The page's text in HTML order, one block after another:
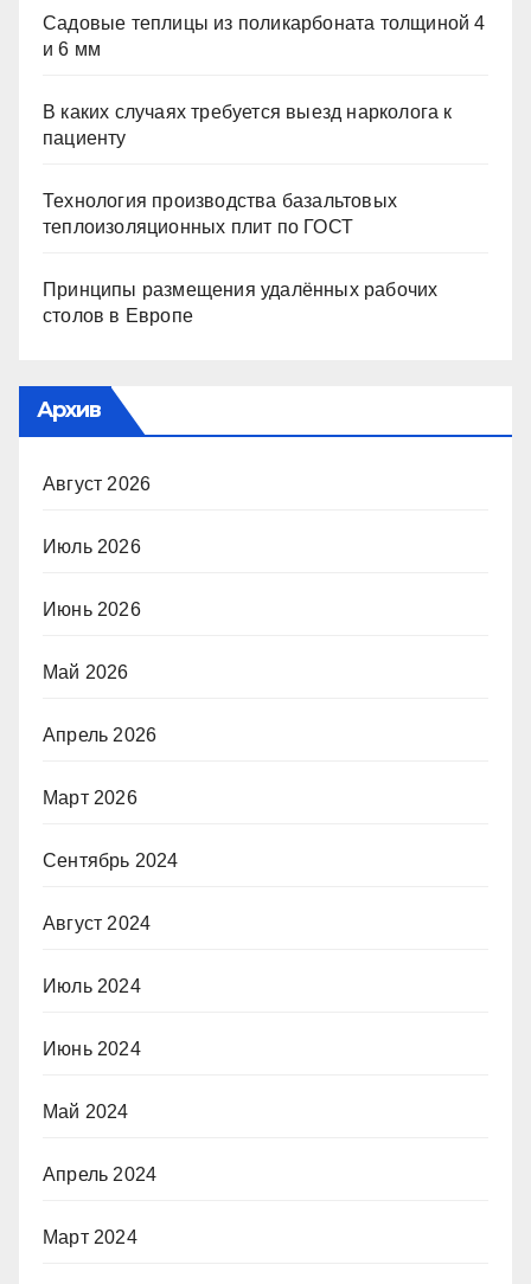
Садовые теплицы из поликарбоната толщиной 4
и 6 мм
В каких случаях требуется выезд нарколога к
пациенту
Технология производства базальтовых
теплоизоляционных плит по ГОСТ
Принципы размещения удалённых рабочих
столов в Европе
Архив
Август 2026
Июль 2026
Июнь 2026
Май 2026
Апрель 2026
Март 2026
Сентябрь 2024
Август 2024
Июль 2024
Июнь 2024
Май 2024
Апрель 2024
Март 2024